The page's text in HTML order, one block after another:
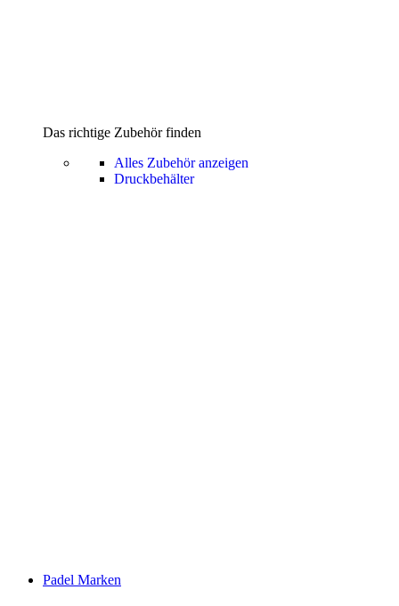
Das richtige Zubehör finden
Alles Zubehör anzeigen
Druckbehälter
Padel Marken